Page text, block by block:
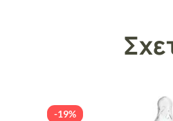
-19%